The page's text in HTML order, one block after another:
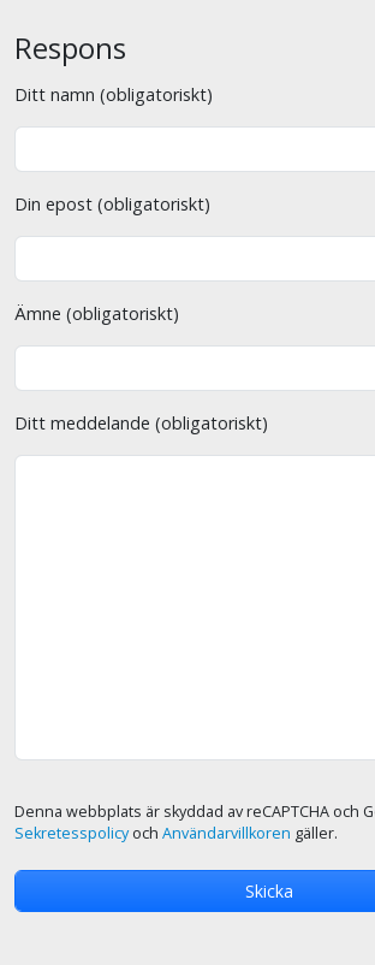
Respons
Ditt namn (obligatoriskt)
Din epost (obligatoriskt)
Ämne (obligatoriskt)
Ditt meddelande (obligatoriskt)
Denna webbplats är skyddad av reCAPTCHA och
Sekretesspolicyoch Användarvillkoren gäller.